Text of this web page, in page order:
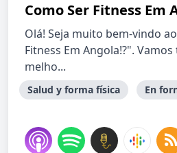
Como Ser Fitness Em
Olá! Seja muito bem-vindo
Fitness Em Angola!?".
melho...
Salud y forma física En